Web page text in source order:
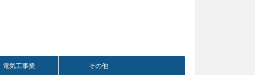
電気工事業 その他